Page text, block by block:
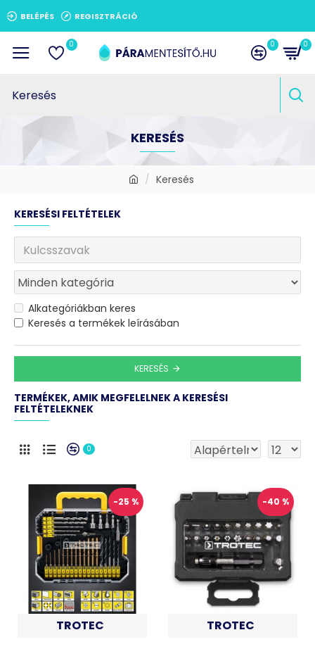
BELÉPÉS REGISZTRÁCIÓ
0 0 0
Keresés
KERESÉS
KERESÉSI FELTÉTELEK
Alkategóriákban keres
Keresés a termékek leírásában
KERESÉS
TERMÉKEK, AMIK MEGFELELNEK A KERESÉSI
FELTÉTELEKNEK
0
-25 %
TROTEC
-40 %
TROTEC